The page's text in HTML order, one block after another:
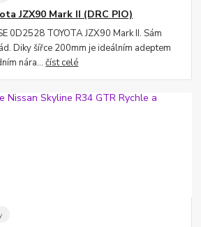
JZX90 Mark II (DRC PIO)
0D2528 TOYOTA JZX90 Mark II. Sám
Diky šířce 200mm je ideálním adeptem
nára...číst celé